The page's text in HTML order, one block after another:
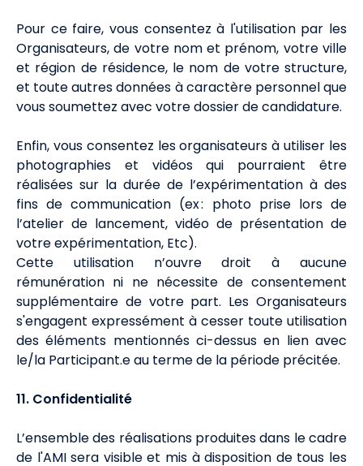
Pour ce faire, vous consentez à l'utilisation par les
Organisateurs, de votre nom et prénom, votre ville
et région de résidence, le nom de votre structure,
et toute autres données à caractère personnel que
vous soumettez avec votre dossier de candidature.
Enfin, vous consentez les organisateurs à utiliser les
photographies et vidéos qui pourraient être
réalisées sur la durée de l’expérimentation à des
fins de communication (ex : photo prise lors de
l’atelier de lancement, vidéo de présentation de
votre expérimentation, Etc).
Cette utilisation n’ouvre droit à aucune
rémunération ni ne nécessite de consentement
supplémentaire de votre part. Les Organisateurs
s'engagent expressément à cesser toute utilisation
des éléments mentionnés ci-dessus en lien avec
le/la Participant.e au terme de la période précitée.
11. Confidentialité
L’ensemble des réalisations produites dans le cadre
de l'AMI sera visible et mis à disposition de tous les